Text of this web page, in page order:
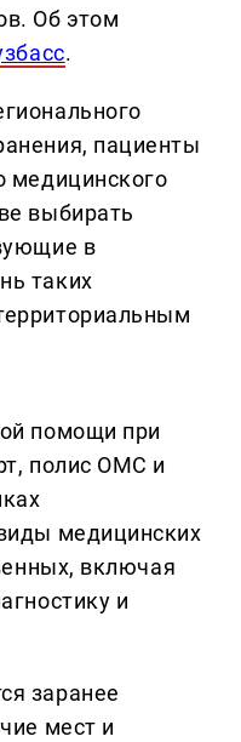
Об этом
.
пациенты
медицинского
выбирать
в
таких
помощи при
полис ОМС и
медицинских
включая
и
заранее
мест и